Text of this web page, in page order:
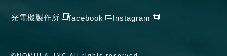
光電機製作所 facebook Instagram